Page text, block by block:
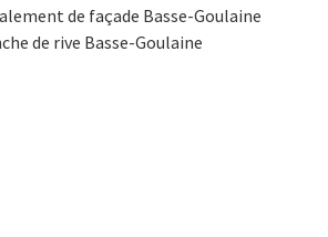
de façade Basse-Goulaine
de rive Basse-Goulaine